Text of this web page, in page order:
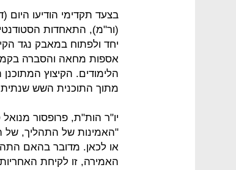
בצעד תקדימי הודיעו היום
(ור"מ), התאחדות
יחד ולפתוח במאבק נגד
אספות מחאה והסברה
הלימודים. הקיצוץ
מתוך התוכנית השש
יו"ר הות"ת, פרופסור
"האמינות של התהליך, של
או לכאן. מדובר בהאם
האמירה, זו לקיחת